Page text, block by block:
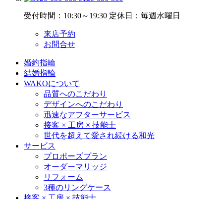
受付時間：10:30～19:30 定休日：毎週水曜日
来店予約
お問合せ
婚約指輪
結婚指輪
WAKOについて
品質へのこだわり
デザインへのこだわり
迅速なアフターサービス
接客 × 工房 × 技能士
世代を超えて愛され続ける和光
サービス
プロポーズプラン
オーダーマリッジ
リフォーム
3種のリングケース